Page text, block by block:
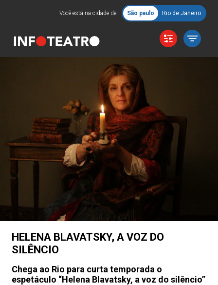
Você está na cidade de: São paulo Rio de Janeiro
HELENA BLAVATSKY, A VOZ DO
SILÊNCIO
Chega ao Rio para curta temporada o
espetáculo “Helena Blavatsky, a voz do silêncio”